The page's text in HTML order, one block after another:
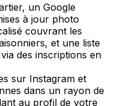
un Google
à jour photo
couvrant les
et une liste
des inscriptions en
sur Instagram et
dans un rayon de
au profil de votre